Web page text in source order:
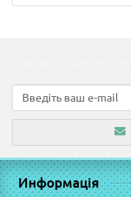
Информація